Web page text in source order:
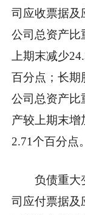
司应收票据及
公司总资产比
上期末减少
百分点；长期
公司总资产比
产较上期末增
2.71个百分点。
负债重大
司应付票据及